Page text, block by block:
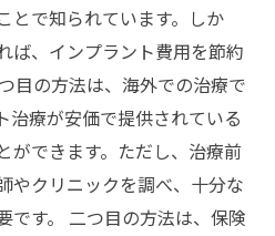
とで知られています。しか
ば、インプラント費用を節約
目の方法は、海外での治療で
治療が安価で提供されている
ができます。ただし、治療前
やクリニックを調べ、十分な
です。 二つ目の方法は、保険